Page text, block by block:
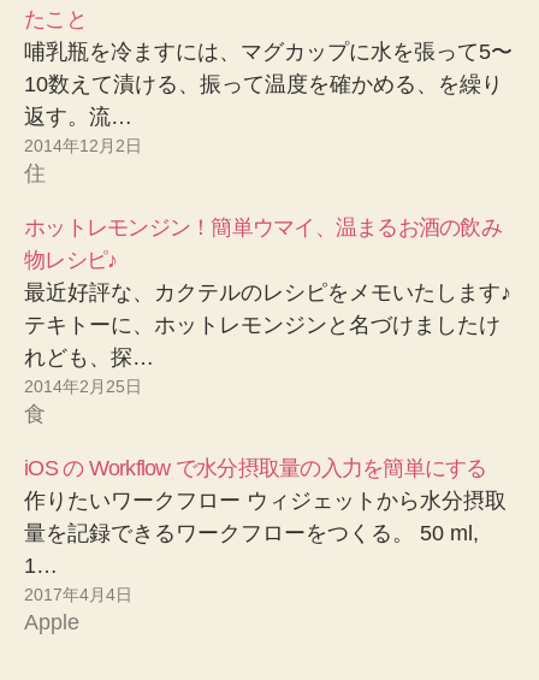
たこと
哺乳瓶を冷ますには、マグカップに水を張って5〜
10数えて漬ける、振って温度を確かめる、を繰り
返す。流…
2014年12月2日
住
ホットレモンジン！簡単ウマイ、温まるお酒の飲み
物レシピ♪
最近好評な、カクテルのレシピをメモいたします♪
テキトーに、ホットレモンジンと名づけましたけ
れども、探…
2014年2月25日
食
iOS の Workflow で水分摂取量の入力を簡単にする
作りたいワークフロー ウィジェットから水分摂取
量を記録できるワークフローをつくる。 50 ml,
1…
2017年4月4日
Apple